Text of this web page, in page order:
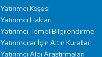
Yatırımcı Köşesi
Yatırımcı Hakları
Yatırımcı Temel Bilgilendirme
Yatırımcılar İçin Altın Kurallar
Yatırımcı Algı Araştırmaları